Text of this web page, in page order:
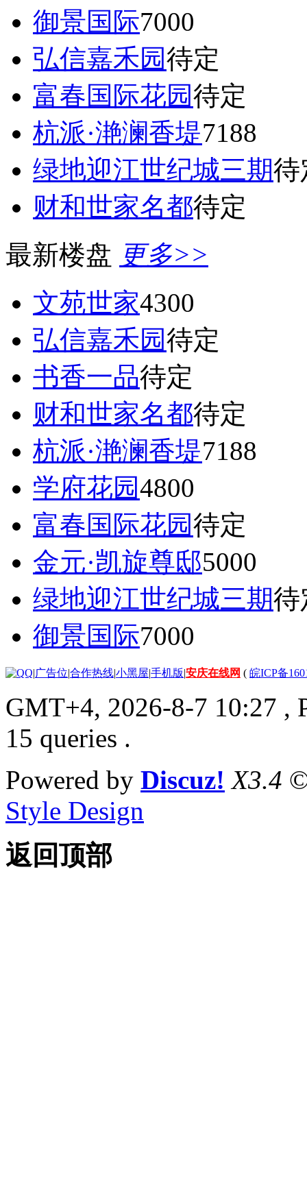
御景国际7000
弘信嘉禾园待定
富春国际花园待定
杭派·滟澜香堤7188
绿地迎江世纪城三期待
财和世家名都待定
最新楼盘 更多>>
文苑世家4300
弘信嘉禾园待定
书香一品待定
财和世家名都待定
杭派·滟澜香堤7188
学府花园4800
富春国际花园待定
金元·凯旋尊邸5000
绿地迎江世纪城三期待
御景国际7000
|广告位|合作热线|小黑屋|手机版|安庆在线网 ( 皖ICP备
GMT+4, 2026-8-7 10:27 ,
15 queries .
Powered by Discuz! X3.4
Style Design
返回顶部